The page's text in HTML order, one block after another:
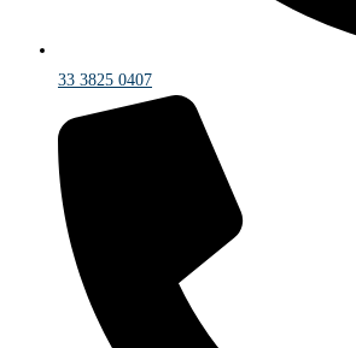
33 3825 0407